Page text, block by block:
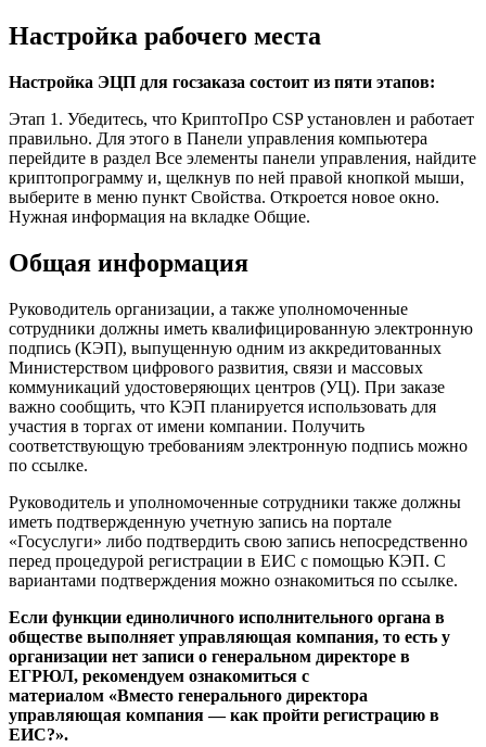
Настройка рабочего места
Настройка ЭЦП для госзаказа состоит из пяти этапов:
Этап 1. Убедитесь, что КриптоПро CSP установлен и работает
правильно. Для этого в Панели управления компьютера
перейдите в раздел Все элементы панели управления, найдите
криптопрограмму и, щелкнув по ней правой кнопкой мыши,
выберите в меню пункт Свойства. Откроется новое окно.
Нужная информация на вкладке Общие.
Общая информация
Руководитель организации, а также уполномоченные
сотрудники должны иметь квалифицированную электронную
подпись (КЭП), выпущенную одним из аккредитованных
Министерством цифрового развития, связи и массовых
коммуникаций удостоверяющих центров (УЦ). При заказе
важно сообщить, что КЭП планируется использовать для
участия в торгах от имени компании. Получить
соответствующую требованиям электронную подпись можно
по ссылке.
Руководитель и уполномоченные сотрудники также должны
иметь подтвержденную учетную запись на портале
«Госуслуги» либо подтвердить свою запись непосредственно
перед процедурой регистрации в ЕИС с помощью КЭП. С
вариантами подтверждения можно ознакомиться по ссылке.
Если функции единоличного исполнительного органа в
обществе выполняет управляющая компания, то есть у
организации нет записи о генеральном директоре в
ЕГРЮЛ, рекомендуем ознакомиться с
материалом «Вместо генерального директора
управляющая компания — как пройти регистрацию в
ЕИС?».